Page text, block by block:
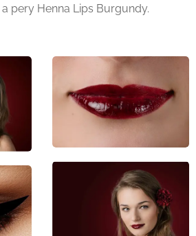
pery Henna Lips Burgundy.